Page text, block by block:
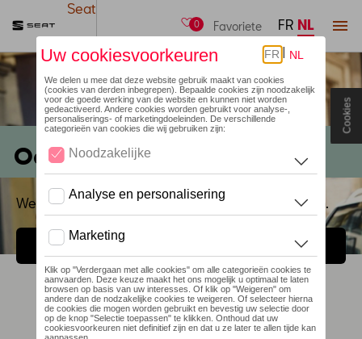
Seat
menu
0 Favoriete FR NL
Oeps
We kunnen de opgegeven pagina niet terugvinden.
TERUG NAAR DE HOMEPAGINA
Cookies